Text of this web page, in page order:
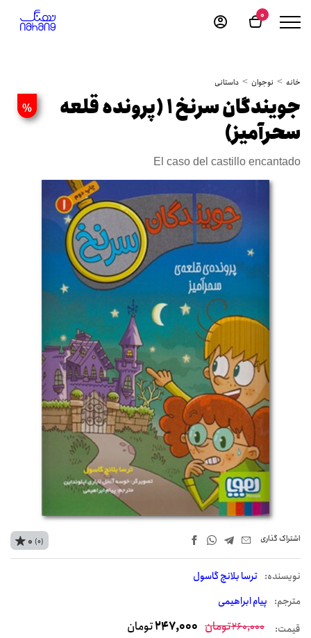
0
خانه نوجوان داستانی
%
جویندگان سرنخ 1 (پرونده قلعه
سحرآمیز)
El caso del castillo encantado
اشتراک‌ گذاری
نويسنده: ترسا بلانچ گاسول
مترجم: پیام ابراهیمی
0 (0)
قیمت: 260,000تومان 247,000تومان